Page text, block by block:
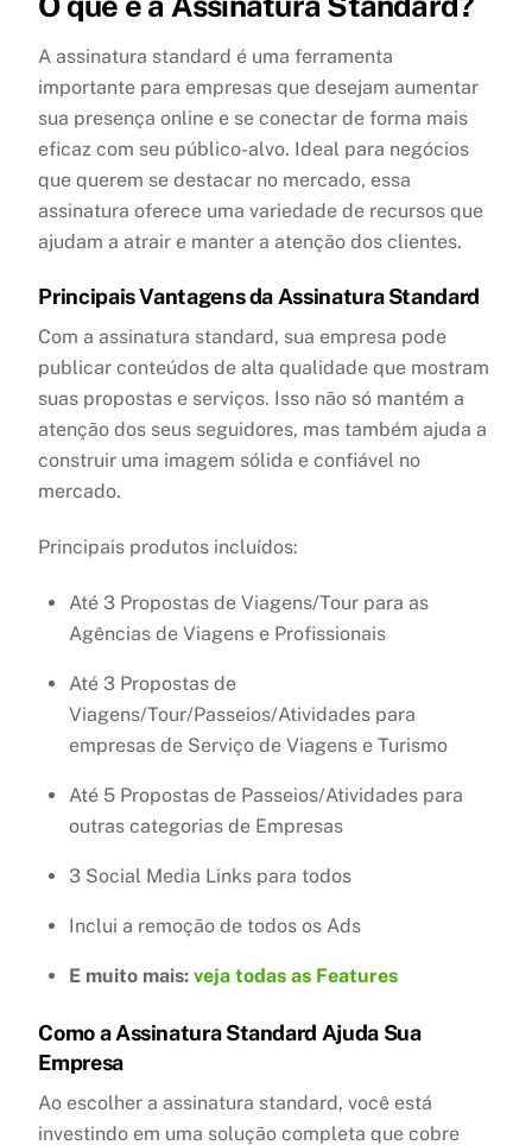
A assinatura standard é uma ferramenta
importante para empresas que desejam aumentar
sua presença online e se conectar de forma mais
eficaz com seu público-alvo. Ideal para negócios
que querem se destacar no mercado, essa
assinatura oferece uma variedade de recursos que
ajudam a atrair e manter a atenção dos clientes.
Principais Vantagens da Assinatura Standard
Com a assinatura standard, sua empresa pode
publicar conteúdos de alta qualidade que mostram
suas propostas e serviços. Isso não só mantém a
atenção dos seus seguidores, mas também ajuda a
construir uma imagem sólida e confiável no
mercado.
Principais produtos incluídos:
Até 3 Propostas de Viagens/Tour para as
Agências de Viagens e Profissionais
Até 3 Propostas de
Viagens/Tour/Passeios/Atividades para
empresas de Serviço de Viagens e Turismo
Até 5 Propostas de Passeios/Atividades para
outras categorias de Empresas
3 Social Media Links para todos
Inclui a remoção de todos os Ads
E muito mais: veja todas as Features
Como a Assinatura Standard Ajuda Sua
Empresa
Ao escolher a assinatura standard, você está
investindo em uma solução completa que cobre